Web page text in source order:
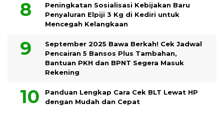
Peningkatan Sosialisasi Kebijakan Baru
Penyaluran Elpiji 3 Kg di Kediri untuk
Mencegah Kelangkaan
September 2025 Bawa Berkah! Cek Jadwal
Pencairan 5 Bansos Plus Tambahan,
Bantuan PKH dan BPNT Segera Masuk
Rekening
Panduan Lengkap Cara Cek BLT Lewat HP
dengan Mudah dan Cepat